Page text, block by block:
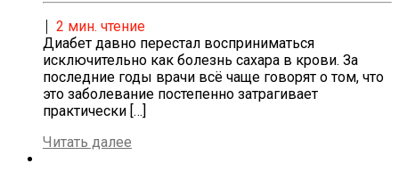
2 мин. чтение
Диабет давно перестал восприниматься
исключительно как болезнь сахара в крови. За
последние годы врачи всё чаще говорят о том, что
это заболевание постепенно затрагивает
практически […]
Читать далее